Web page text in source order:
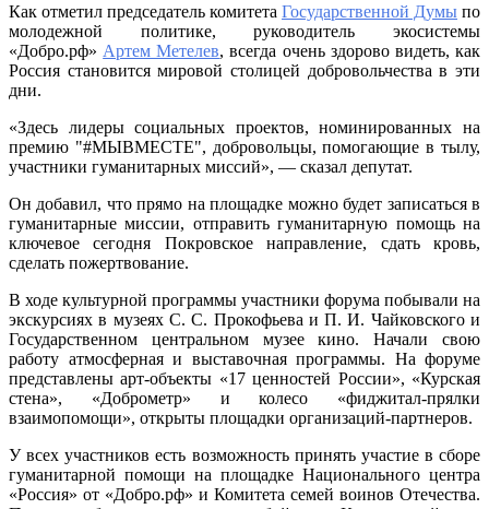
Как отметил председатель комитета Государственной Думы по
молодежной политике, руководитель экосистемы
«Добро.рф» Артем Метелев, всегда очень здорово видеть, как
Россия становится мировой столицей добровольчества в эти
дни.
«Здесь лидеры социальных проектов, номинированных на
премию "#МЫВМЕСТЕ", добровольцы, помогающие в тылу,
участники гуманитарных миссий», — сказал депутат.
Он добавил, что прямо на площадке можно будет записаться в
гуманитарные миссии, отправить гуманитарную помощь на
ключевое сегодня Покровское направление, сдать кровь,
сделать пожертвование.
В ходе культурной программы участники форума побывали на
экскурсиях в музеях С. С. Прокофьева и П. И. Чайковского и
Государственном центральном музее кино. Начали свою
работу атмосферная и выставочная программы. На форуме
представлены арт-объекты «17 ценностей России», «Курская
стена», «Доброметр» и колесо «фиджитал-прялки
взаимопомощи», открыты площадки организаций-партнеров.
У всех участников есть возможность принять участие в сборе
гуманитарной помощи на площадке Национального центра
«Россия» от «Добро.рф» и Комитета семей воинов Отечества.